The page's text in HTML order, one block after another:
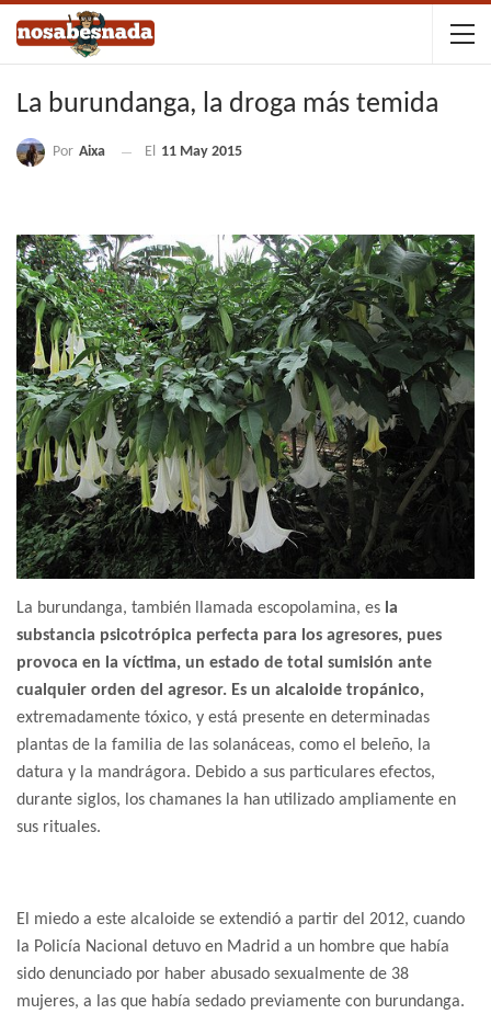
La burundanga, la droga más temida
Por Aixa El 11 May 2015
La burundanga, también llamada escopolamina, es la
substancia psicotrópica perfecta para los agresores, pues
provoca en la víctima, un estado de total sumisión ante
cualquier orden del agresor. Es un alcaloide tropánico,
extremadamente tóxico, y está presente en determinadas
plantas de la familia de las solanáceas, como el beleño, la
datura y la mandrágora. Debido a sus particulares efectos,
durante siglos, los chamanes la han utilizado ampliamente en
sus rituales.
El miedo a este alcaloide se extendió a partir del 2012, cuando
la Policía Nacional detuvo en Madrid a un hombre que había
sido denunciado por haber abusado sexualmente de 38
mujeres, a las que había sedado previamente con burundanga.